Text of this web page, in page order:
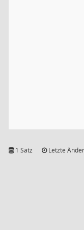
1 Satz Letzte